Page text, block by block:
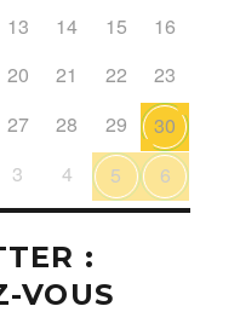
13 14 15
16
20 21 22
23
27 28 29
30
3 4 5 6
:
VOUS